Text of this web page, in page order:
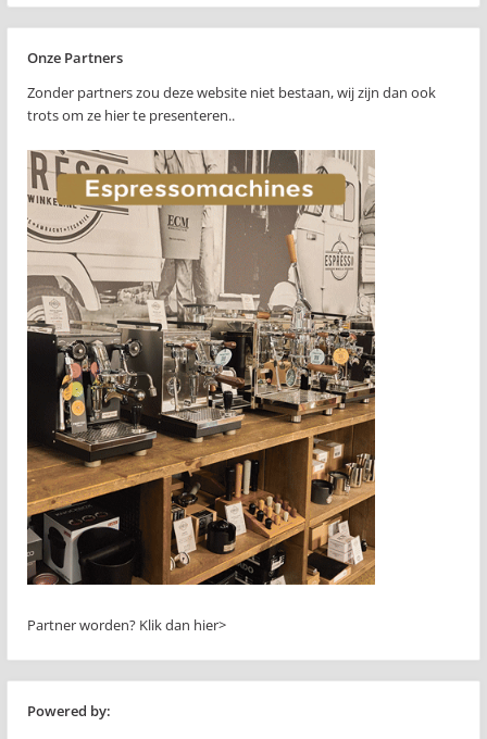
Onze Partners
Zonder partners zou deze website niet bestaan, wij zijn dan ook
trots om ze hier te presenteren..
Partner worden? Klik dan hier>
Powered by: